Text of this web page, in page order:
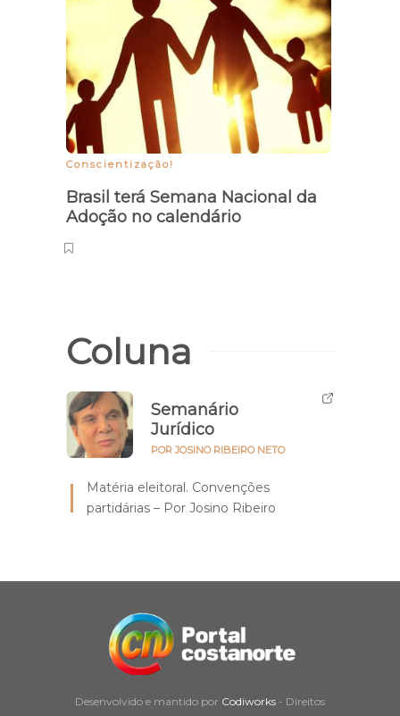
Conscientização!
Brasil terá Semana Nacional da
Adoção no calendário
Coluna
Semanário
Jurídico
POR JOSINO RIBEIRO NETO
Matéria eleitoral. Convenções
partidárias – Por Josino Ribeiro
Desenvolvido e mantido por Codiworks - Direitos